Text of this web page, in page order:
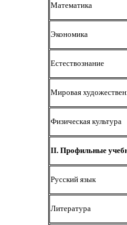
Математика
Экономика
Естествознание
Мировая
Физическая культура
II. Профильные
Русский язык
Литература